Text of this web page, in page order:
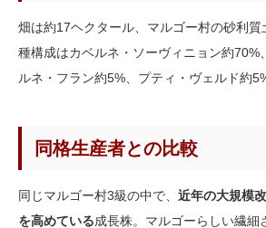
畑は約17ヘクタール、マルゴー村の砂利質
種構成はカベルネ・ソーヴィニョン約70%
ルネ・フラン約5%、プティ・ヴェルド約
同格生産者との比較
同じマルゴー村3級の中で、 近年の大規模
を高めている成長株。マルゴーらしい繊細